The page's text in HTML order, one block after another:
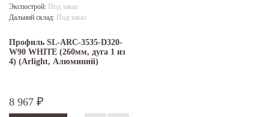
Экспострой: Под заказ
Дальний склад: Под заказ
Профиль SL-ARC-3535-D320-
W90 WHITE (260мм, дуга 1 из
4) (Arlight, Алюминий)
8 967 ₽